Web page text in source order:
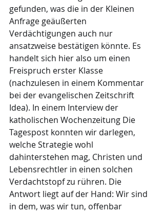
gefunden, was die in der Kleinen
Anfrage geäußerten
Verdächtigungen auch nur
ansatzweise bestätigen könnte. Es
handelt sich hier also um einen
Freispruch erster Klasse
(nachzulesen in einem Kommentar
bei der evangelischen Zeitschrift
Idea). In einem Interview der
katholischen Wochenzeitung Die
Tagespost konnten wir darlegen,
welche Strategie wohl
dahinterstehen mag, Christen und
Lebensrechtler in einen solchen
Verdachtstopf zu rühren. Die
Antwort liegt auf der Hand: Wir sind
in dem, was wir tun, offenbar